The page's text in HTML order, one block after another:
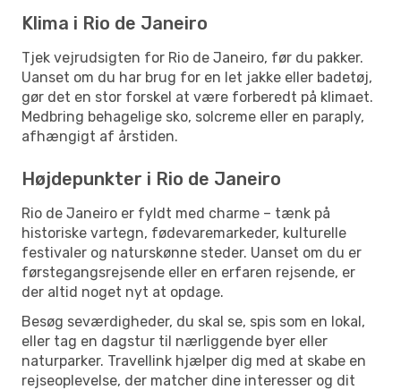
Klima i Rio de Janeiro
Tjek vejrudsigten for Rio de Janeiro, før du pakker.
Uanset om du har brug for en let jakke eller badetøj,
gør det en stor forskel at være forberedt på klimaet.
Medbring behagelige sko, solcreme eller en paraply,
afhængigt af årstiden.
Højdepunkter i Rio de Janeiro
Rio de Janeiro er fyldt med charme – tænk på
historiske vartegn, fødevaremarkeder, kulturelle
festivaler og naturskønne steder. Uanset om du er
førstegangsrejsende eller en erfaren rejsende, er
der altid noget nyt at opdage.
Besøg seværdigheder, du skal se, spis som en lokal,
eller tag en dagstur til nærliggende byer eller
naturparker. Travellink hjælper dig med at skabe en
rejseoplevelse, der matcher dine interesser og dit